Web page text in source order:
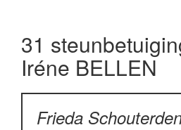
31
Iréne BELLEN
Frieda